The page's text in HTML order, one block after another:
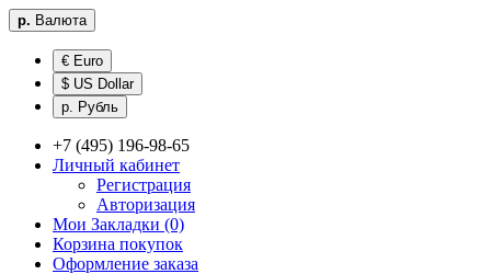
р. Валюта
€ Euro
$ US Dollar
р. Рубль
+7 (495) 196-98-65
Личный кабинет
Регистрация
Авторизация
Мои Закладки (0)
Корзина покупок
Оформление заказа